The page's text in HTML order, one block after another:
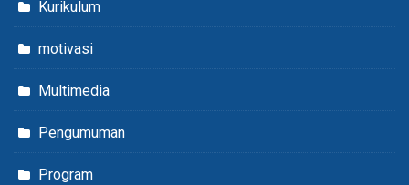
Kurikulum
motivasi
Multimedia
Pengumuman
Program